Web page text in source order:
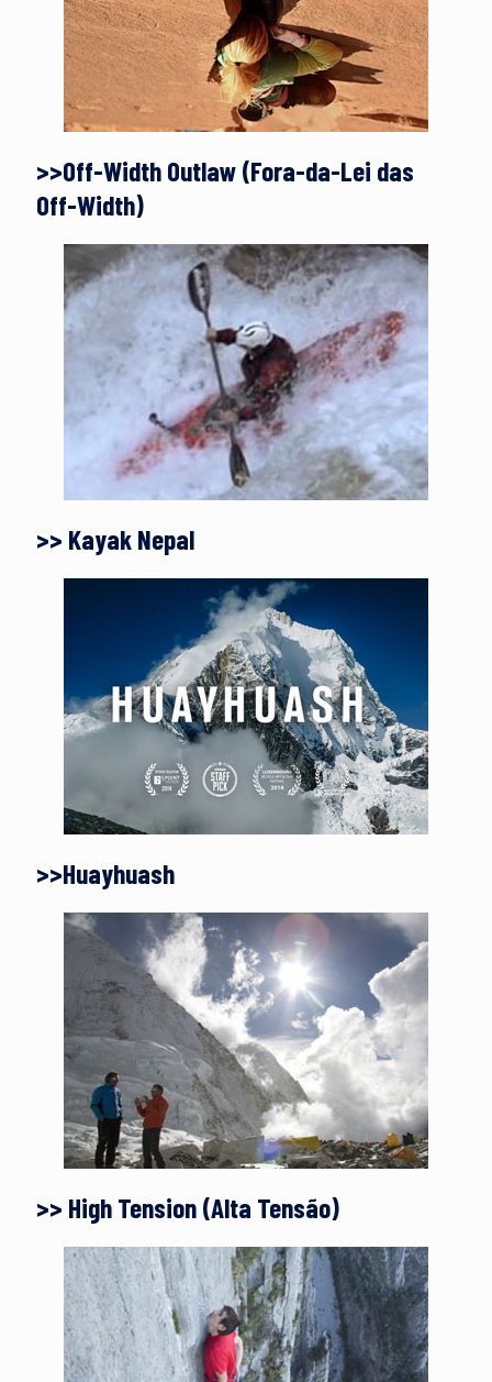
>>Off-Width Outlaw (Fora-da-Lei das
Off-Width)
>> Kayak Nepal
>>Huayhuash
>> High Tension (Alta Tensão)